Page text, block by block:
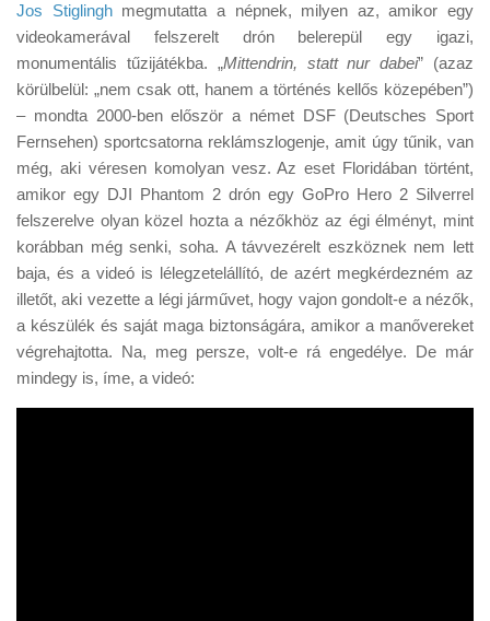
Tudástár
Tanácsok
Érdekességek
Helyszíni Riport
E-BB
Jos Stiglinghmegmutatta a népnek, milyen az, amikor egy
videokamerával felszerelt drón belerepül egy igazi,
monumentális tűzijátékba. „Mittendrin, statt nur dabei” (azaz
körülbelül: „nem csak ott, hanem a történés kellős közepében”)
– mondta 2000-ben először a német DSF (Deutsches Sport
Fernsehen) sportcsatorna reklámszlogenje, amit úgy tűnik, van
még, aki véresen komolyan vesz. Az eset Floridában történt,
amikor egy DJI Phantom 2 drón egy GoPro Hero 2 Silverrel
felszerelve olyan közel hozta a nézőkhöz az égi élményt, mint
korábban még senki, soha. A távvezérelt eszköznek nem lett
baja, és a videó is lélegzetelállító, de azért megkérdezném az
illetőt, aki vezette a légi járművet, hogy vajon gondolt-e a nézők,
a készülék és saját maga biztonságára, amikor a manővereket
végrehajtotta. Na, meg persze, volt-e rá engedélye. De már
mindegy is, íme, a videó: